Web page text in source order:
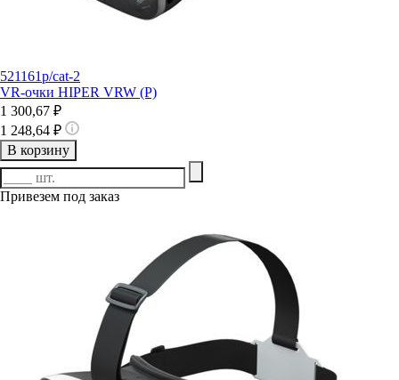
521161p/cat-2
VR-очки HIPER VRW (P)
1 300,67 ₽
1 248,64 ₽
В корзину
Привезем под заказ